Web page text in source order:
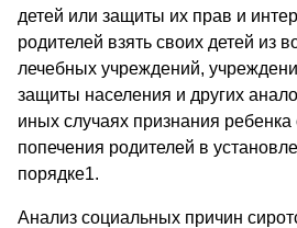
детей или защиты их прав и
родителей взять своих детей из
лечебных учреждений,
защиты населения и других
иных случаях признания
попечения родителей в
порядке1.
Анализ социальных причин